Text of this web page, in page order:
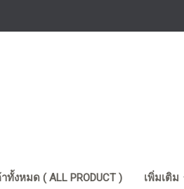
ทั้งหมด ( ALL PRODUCT ) เพิ่มเติม